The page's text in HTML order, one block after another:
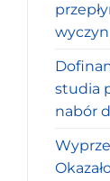
studia
nabór